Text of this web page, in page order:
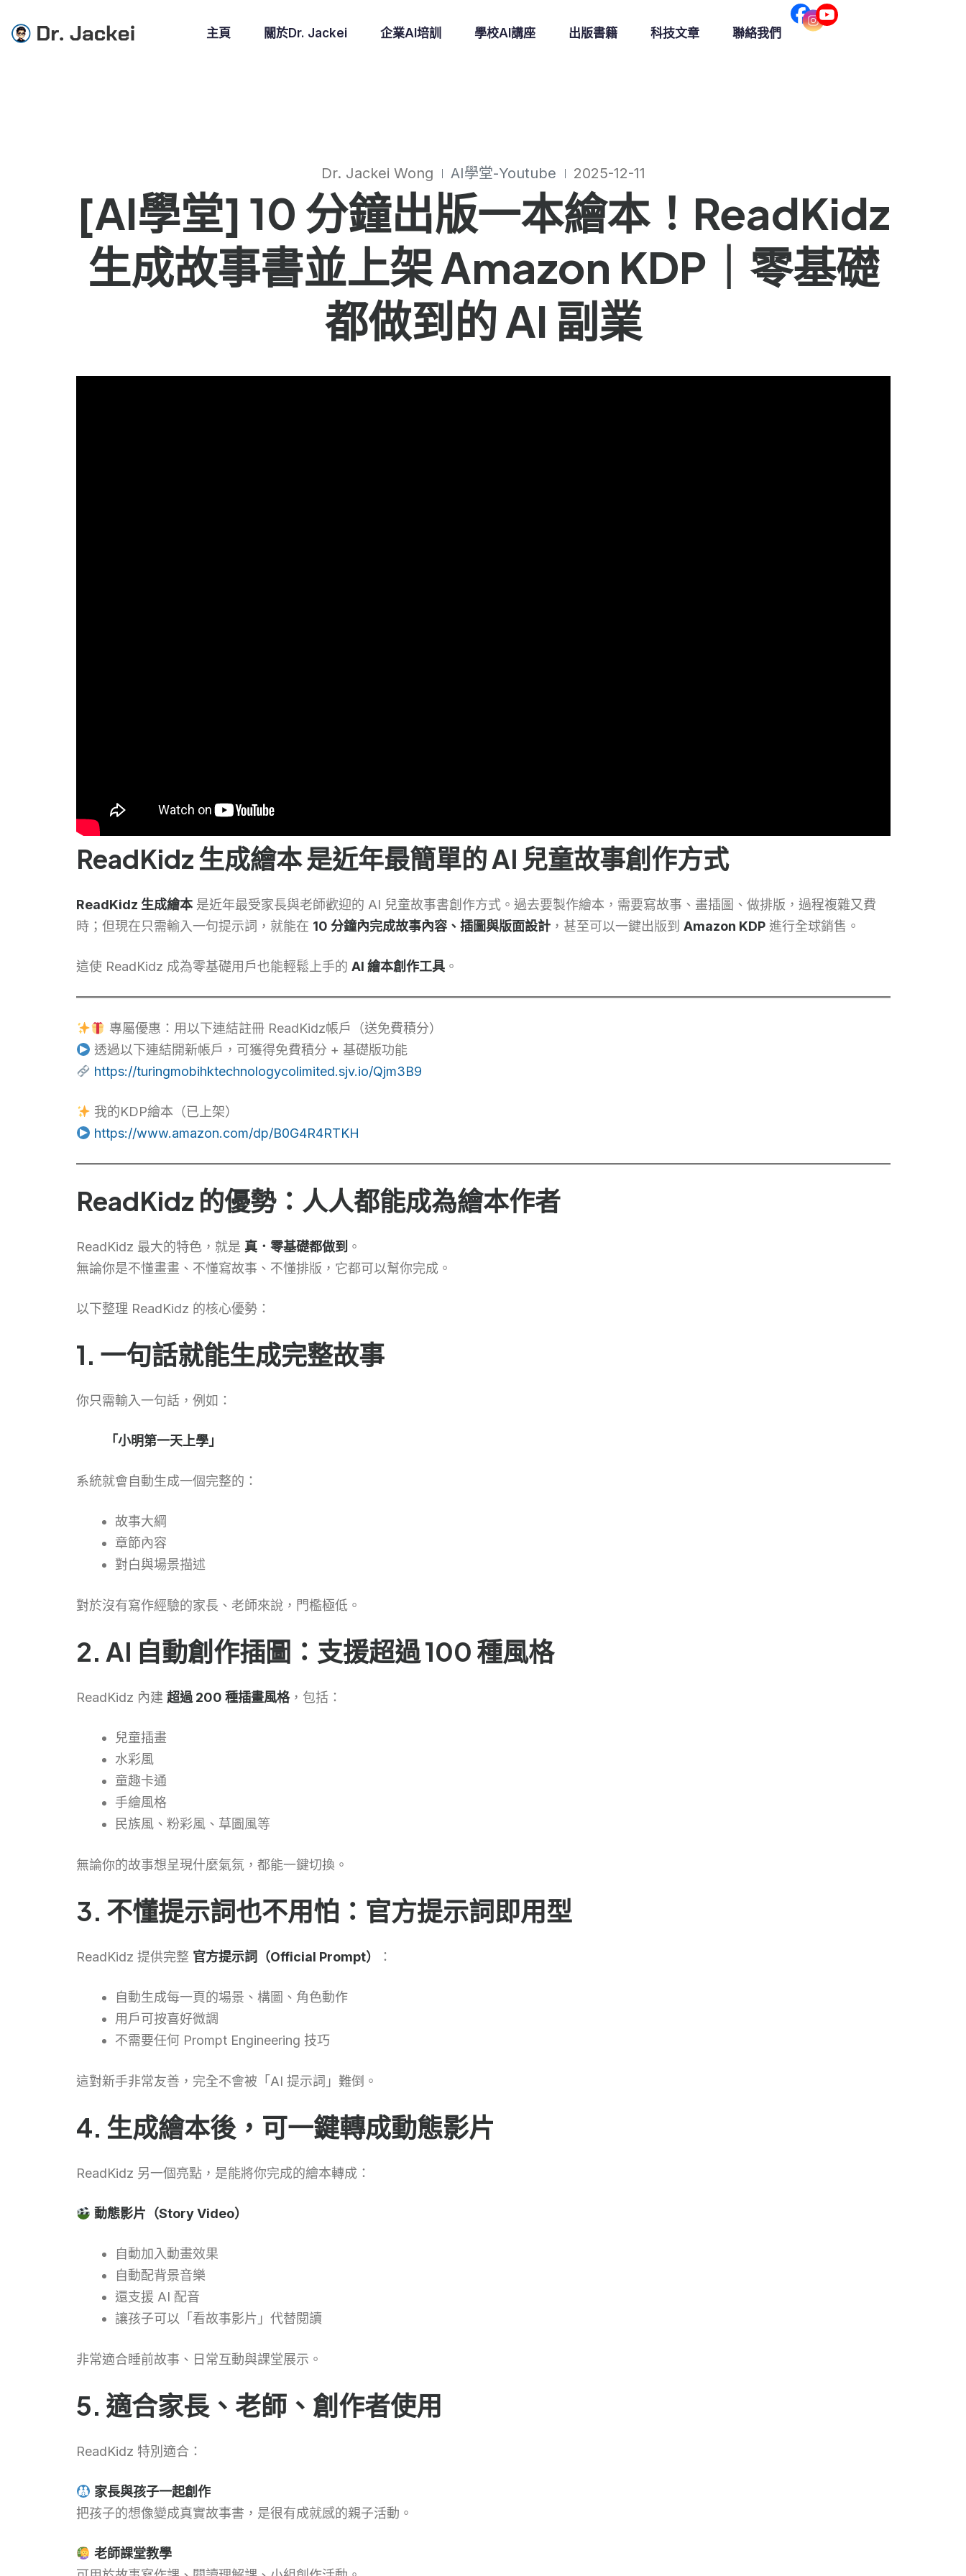
主頁 關於Dr. Jackei 企業AI培訓 學校AI講座 出版書籍 科技文章 聯絡我們
Dr. Jackei Wong AI學堂-Youtube 2025-12-11
[AI學堂] 10 分鐘出版一本繪本！ReadKidz
生成故事書並上架 Amazon KDP｜零基礎
都做到的 AI 副業
ReadKidz 生成繪本 是近年最簡單的 AI 兒童故事創作方式
ReadKidz 生成繪本是近年最受家長與老師歡迎的 AI 兒童故事書創作方式。過去要製作繪本，需要寫故事、畫插圖、做排版，過程複雜又費
時；但現在只需輸入一句提示詞，就能在 10 分鐘內完成故事內容、插圖與版面設計，甚至可以一鍵出版到 Amazon KDP進行全球銷售。
這使 ReadKidz 成為零基礎用戶也能輕鬆上手的 AI 繪本創作工具。
專屬優惠：用以下連結註冊 ReadKidz帳戶（送免費積分）
透過以下連結開新帳戶，可獲得免費積分 + 基礎版功能
https://turingmobihktechnologycolimited.sjv.io/Qjm3B9
我的KDP繪本（已上架）
https://www.amazon.com/dp/B0G4R4RTKH
ReadKidz 的優勢：人人都能成為繪本作者
ReadKidz 最大的特色，就是 真．零基礎都做到 。
無論你是不懂畫畫、不懂寫故事、不懂排版，它都可以幫你完成。
以下整理 ReadKidz 的核心優勢：
1. 一句話就能生成完整故事
你只需輸入一句話，例如：
「小明第一天上學」
系統就會自動生成一個完整的：
故事大綱
章節內容
對白與場景描述
對於沒有寫作經驗的家長、老師來說，門檻極低。
2. AI 自動創作插圖：支援超過 100 種風格
ReadKidz 內建 超過 200 種插畫風格，包括：
兒童插畫
水彩風
童趣卡通
手繪風格
民族風、粉彩風、草圖風等
無論你的故事想呈現什麼氣氛，都能一鍵切換。
3. 不懂提示詞也不用怕：官方提示詞即用型
ReadKidz 提供完整 官方提示詞（Official Prompt） ：
自動生成每一頁的場景、構圖、角色動作
用戶可按喜好微調
不需要任何 Prompt Engineering 技巧
這對新手非常友善，完全不會被「AI 提示詞」難倒。
4. 生成繪本後，可一鍵轉成動態影片
ReadKidz 另一個亮點，是能將你完成的繪本轉成：
動態影片（Story Video）
自動加入動畫效果
自動配背景音樂
還支援 AI 配音
讓孩子可以「看故事影片」代替閱讀
非常適合睡前故事、日常互動與課堂展示。
5. 適合家長、老師、創作者使用
ReadKidz 特別適合：
家長與孩子一起創作
把孩子的想像變成真實故事書，是很有成就感的親子活動。
老師課堂教學